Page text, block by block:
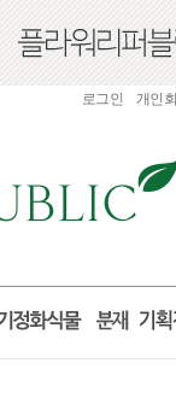
로그인 개인